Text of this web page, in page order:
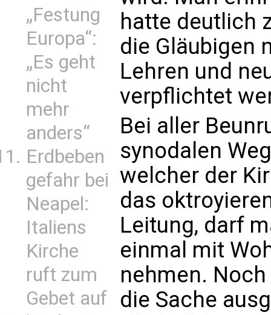
„Festung
Europa“:
„Es geht
nicht
mehr
anders“
Erdbeben
gefahr bei
Neapel:
Italiens
Kirche
ruft zum
Gebet auf
hatte deutlich
die Gläubigen
Lehren und
verpflichtet
Bei aller
synodalen
welcher der
das
Leitung, darf
einmal mit
nehmen.
die Sache